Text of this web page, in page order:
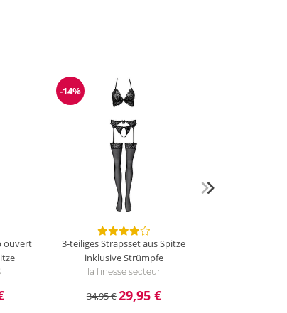
ouvert
Reduzierung
-14%
3-teiliges Strapsset aus Spitze
inklusive Strümpfe
la finesse secteur
34,95 €29,95 €